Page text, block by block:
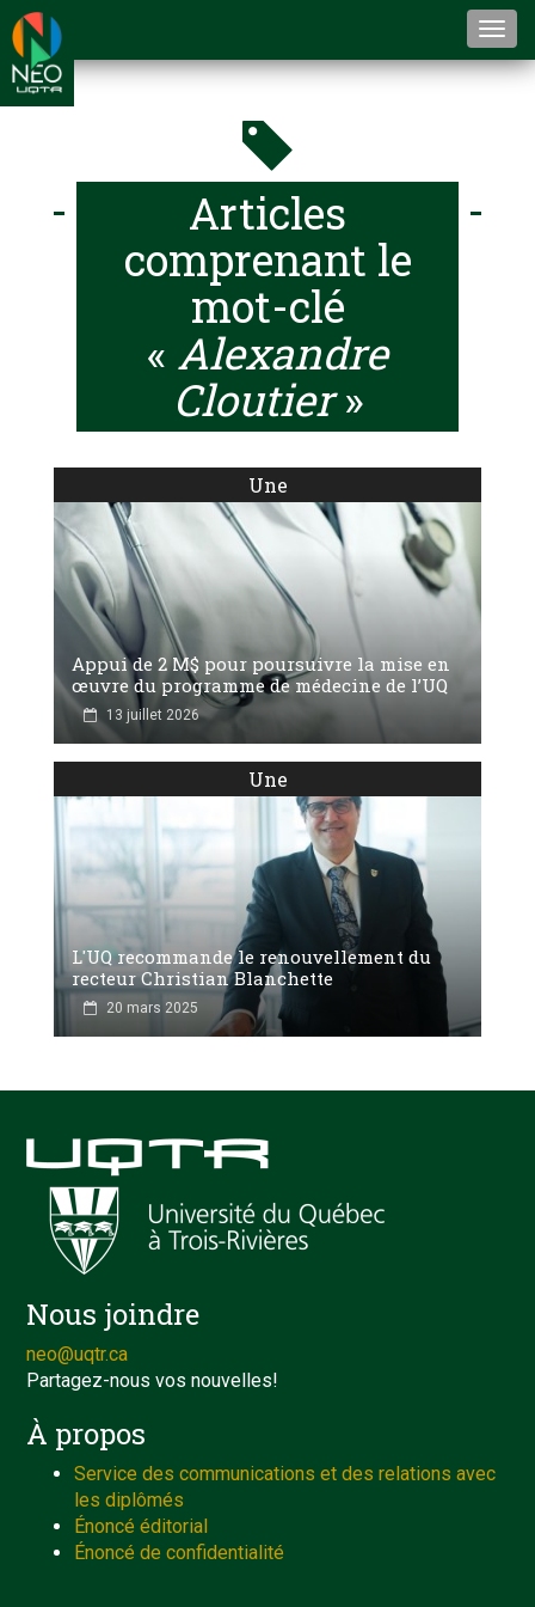
Articles
comprenant le
mot-clé
« Alexandre
Cloutier»
Une
Appui de 2 M$ pour poursuivre la mise en
œuvre du programme de médecine de l’UQ
13 juillet 2026
Une
L'UQ recommande le renouvellement du
recteur Christian Blanchette
20 mars 2025
Nous joindre
neo@uqtr.ca
Partagez-nous vos nouvelles!
À propos
Service des communications et des relations avec
les diplômés
Énoncé éditorial
Énoncé de confidentialité